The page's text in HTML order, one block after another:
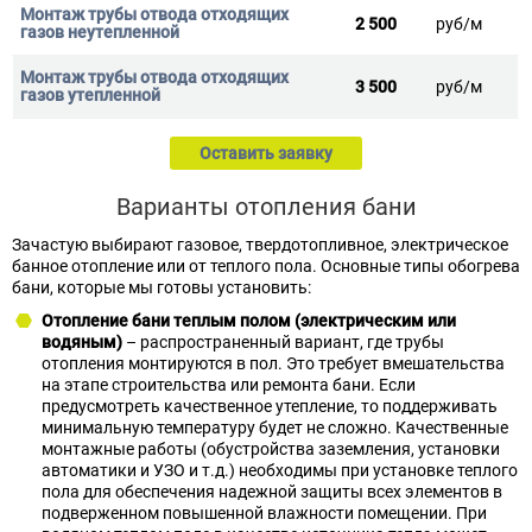
2 500 руб/м
3 500 руб/м
Оставить заявку
Варианты отопления бани
Зачастую выбирают газовое, твердотопливное, электрическое
банное отопление или от теплого пола. Основные типы обогрева
бани, которые мы готовы установить:
Отопление бани теплым полом (электрическим или
водяным) – распространенный вариант, где трубы
отопления монтируются в пол. Это требует вмешательства
на этапе строительства или ремонта бани. Если
предусмотреть качественное утепление, то поддерживать
минимальную температуру будет не сложно. Качественные
монтажные работы (обустройства заземления, установки
автоматики и УЗО и т.д.) необходимы при установке теплого
пола для обеспечения надежной защиты всех элементов в
подверженном повышенной влажности помещении. При